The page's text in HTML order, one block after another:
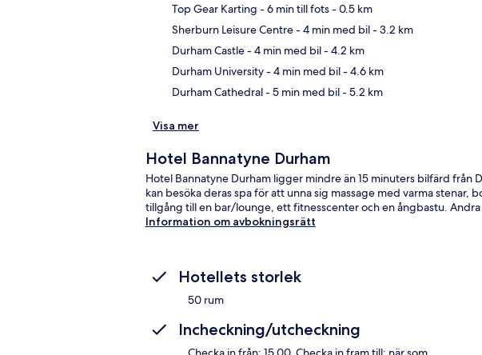
Top Gear Karting - 6 min till fots- 0.5 km
Sherburn Leisure Centre- 4 min med bil- 3.2 km
Durham Castle- 4 min med bil- 4.2 km
Durham University- 4 min med bil- 4.6 km
Durham Cathedral- 5 min med bil- 5.2 km
Visa mer
Hotel Bannatyne Durham
Hotel Bannatyne Durham ligger mindre än 15 minuters bilfärd från
kan besöka deras spa för att unna sig massage med varma
tillgång till en bar/lounge, ett fitnesscenter och en ångbastu.
Information om avbokningsrätt
Hotellets storlek
50 rum
Incheckning/utcheckning